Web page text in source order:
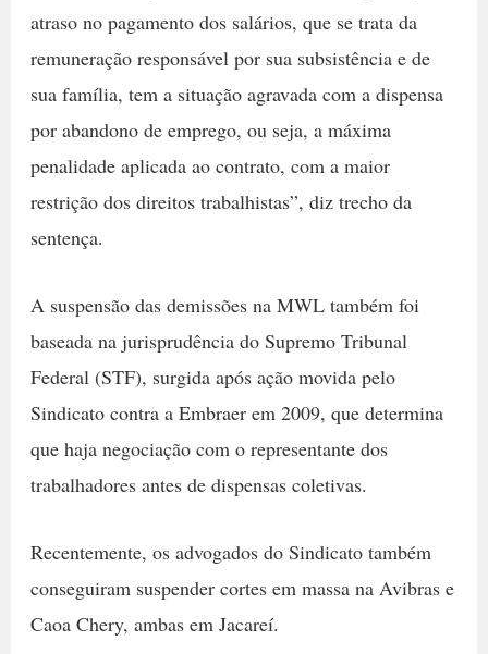
atraso no pagamento dos salários, que se trata da
remuneração responsável por sua subsistência e de
sua família, tem a situação agravada com a dispensa
por abandono de emprego, ou seja, a máxima
penalidade aplicada ao contrato, com a maior
restrição dos direitos trabalhistas”, diz trecho da
sentença.
A suspensão das demissões na MWL também foi
baseada na jurisprudência do Supremo Tribunal
Federal (STF), surgida após ação movida pelo
Sindicato contra a Embraer em 2009, que determina
que haja negociação com o representante dos
trabalhadores antes de dispensas coletivas.
Recentemente, os advogados do Sindicato também
conseguiram suspender cortes em massa na Avibras e
Caoa Chery, ambas em Jacareí.